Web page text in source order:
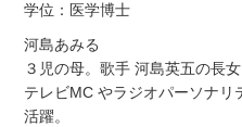
学位：医学博士
河島あみる
３児の母。歌手 河島英五の長女
テレビMC やラジオパーソナリ
活躍。